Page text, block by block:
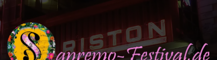
Skip
to
content